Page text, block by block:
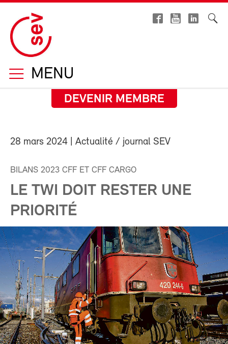
MENU
DEVENIR MEMBRE
28 mars 2024 | Actualité / journal SEV
BILANS 2023 CFF ET CFF CARGO
LE TWI DOIT RESTER UNE
PRIORITÉ